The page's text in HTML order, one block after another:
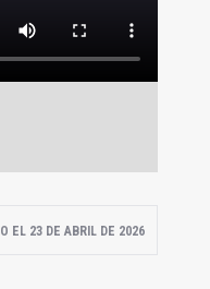
EL 23 DE ABRIL DE 2026